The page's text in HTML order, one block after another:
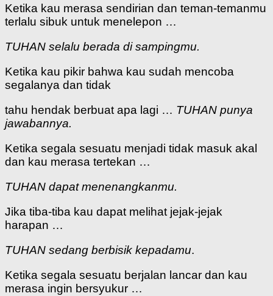
Ketika kau merasa sendirian dan teman-temanmu
terlalu sibuk untuk menelepon …
TUHAN selalu berada di sampingmu.
Ketika kau pikir bahwa kau sudah mencoba
segalanya dan tidak
tahu hendak berbuat apa lagi … TUHAN punya
jawabannya.
Ketika segala sesuatu menjadi tidak masuk akal
dan kau merasa tertekan …
TUHAN dapat menenangkanmu.
Jika tiba-tiba kau dapat melihat jejak-jejak
harapan …
TUHAN sedang berbisik kepadamu.
Ketika segala sesuatu berjalan lancar dan kau
merasa ingin bersyukur …